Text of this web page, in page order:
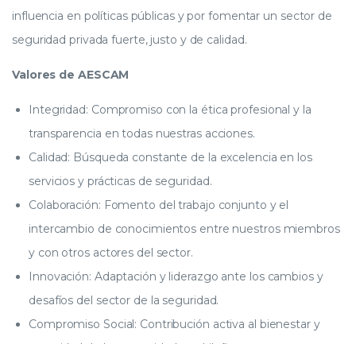
influencia en políticas públicas y por fomentar un sector de
seguridad privada fuerte, justo y de calidad.
Valores de AESCAM
Integridad: Compromiso con la ética profesional y la
transparencia en todas nuestras acciones.
Calidad: Búsqueda constante de la excelencia en los
servicios y prácticas de seguridad.
Colaboración: Fomento del trabajo conjunto y el
intercambio de conocimientos entre nuestros miembros
y con otros actores del sector.
Innovación: Adaptación y liderazgo ante los cambios y
desafíos del sector de la seguridad.
Compromiso Social: Contribución activa al bienestar y